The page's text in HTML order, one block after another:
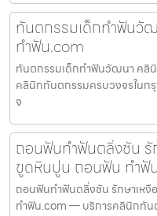
ทันตกรรมเด็กทำฟันวั
ทำฟัน.com
ทันตกรรมเด็กทำฟันวัฒนา คลิ
คลินิกทันตกรรมครบวงจรในก
จ
ถอนฟันทำฟันตลิ่งชัน รั
ขูดหินปูน ถอนฟัน ทำฟั
ถอนฟันทำฟันตลิ่งชัน รักษาเห
ทำฟัน.com — บริการคลินิกทัน